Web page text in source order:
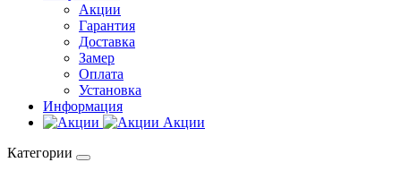
Акции
Гарантия
Доставка
Замер
Оплата
Установка
Информация
Акции
Категории